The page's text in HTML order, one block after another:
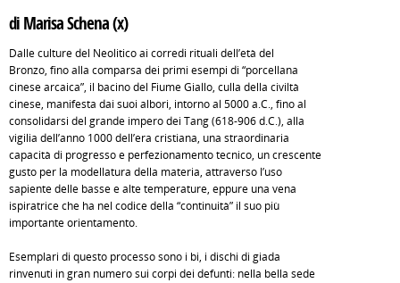
di Marisa Schena (x)
Dalle culture del Neolitico ai corredi rituali dell’età del
Bronzo, fino alla comparsa dei primi esempi di “porcellana
cinese arcaica”, il bacino del Fiume Giallo, culla della civiltà
cinese, manifesta dai suoi albori, intorno al 5000 a.C., fino al
consolidarsi del grande impero dei Tang (618-906 d.C.), alla
vigilia dell’anno 1000 dell’era cristiana, una straordinaria
capacità di progresso e perfezionamento tecnico, un crescente
gusto per la modellatura della materia, attraverso l’uso
sapiente delle basse e alte temperature, eppure una vena
ispiratrice che ha nel codice della “continuità” il suo più
importante orientamento.
Esemplari di questo processo sono i bi, i dischi di giada
rinvenuti in gran numero sui corpi dei defunti: nella bella sede